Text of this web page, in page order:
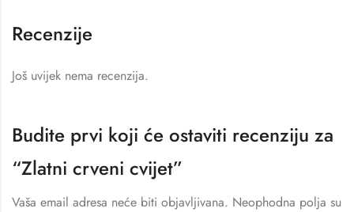
Recenzije
Još uvijek nema recenzija.
Budite prvi koji će ostaviti recenziju za
“Zlatni crveni cvijet”
Vaša email adresa neće biti objavljivana. Neophodna polja su